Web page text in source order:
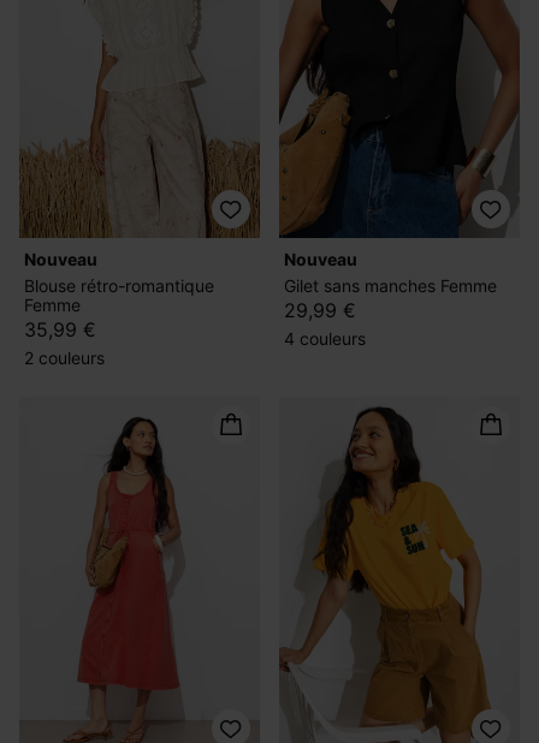
nouveau
Blouse rétro-romantique
Femme
35,99 €
2 couleurs
nouveau
Gilet sans manches Femme
29,99 €
4 couleurs